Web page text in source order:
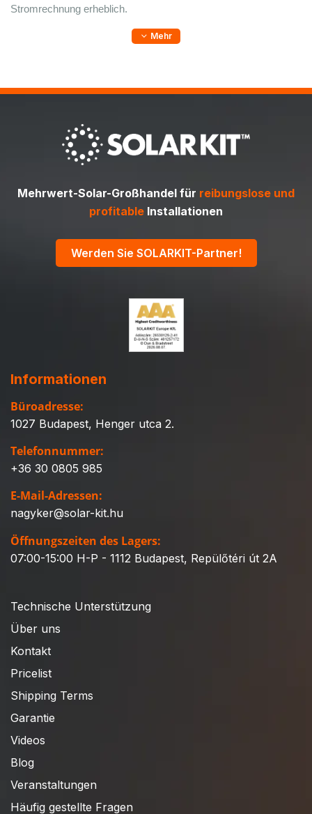
Stromrechnung erheblich.
Mehr
Mehrwert-Solar-Großhandel für reibungslose und
profitable Installationen
Werden Sie SOLARKIT-Partner!
Informationen
Büroadresse:
1027 Budapest, Henger utca 2.
Telefonnummer:
+36 30 0805 985
E-Mail-Adressen:
nagyker@solar-kit.hu
Öffnungszeiten des Lagers:
07:00-15:00 H-P - 1112 Budapest, Repülőtéri út 2A
Technische Unterstützung
Über uns
Kontakt
Pricelist
Shipping Terms
Garantie
Videos
Blog
Veranstaltungen
Häufig gestellte Fragen